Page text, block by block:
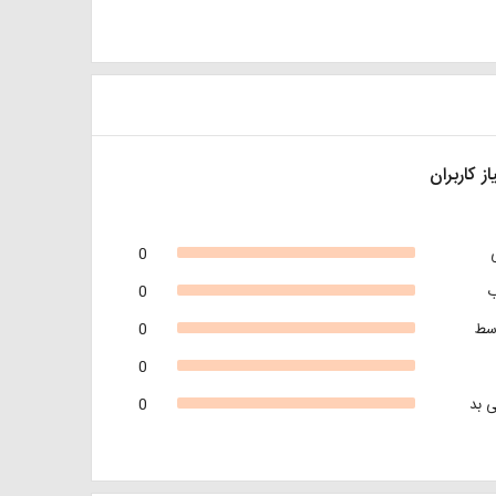
کاربران
0
0
0
0
0
بد